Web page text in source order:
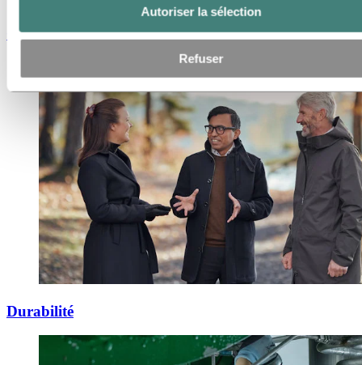
Autoriser la sélection
Refuser
Communication
Durabilité